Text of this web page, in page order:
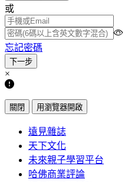
或
忘記密碼
×
關閉 用瀏覽器開啟
遠見雜誌
天下文化
未來親子學習平台
哈佛商業評論